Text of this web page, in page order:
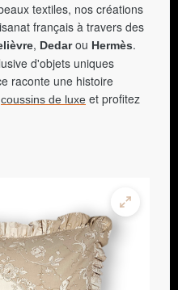
textiles, nos créations
français à travers des
, Dedarou Hermès.
d'objets uniques
raconte une histoire
coussins de luxe et profitez